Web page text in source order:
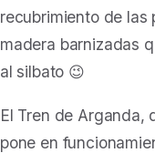
recubrimiento de las
madera barnizadas
al silbato 😉
El Tren de Arganda,
pone en